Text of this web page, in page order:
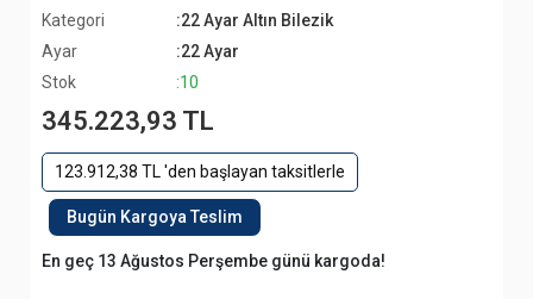
Kategori
:22 Ayar Altın Bilezik
Ayar
:22 Ayar
Stok
:10
345.223,93 TL
123.912,38 TL 'den başlayan taksitlerle
Bugün Kargoya Teslim
En geç 13 Ağustos Perşembe günü kargoda!